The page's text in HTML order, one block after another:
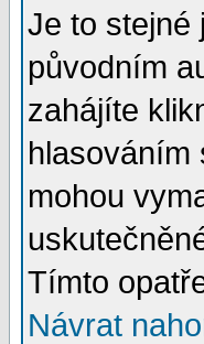
Je to stejné
původním
zahájíte
hlasováním
mohou
Tímto
Návrat